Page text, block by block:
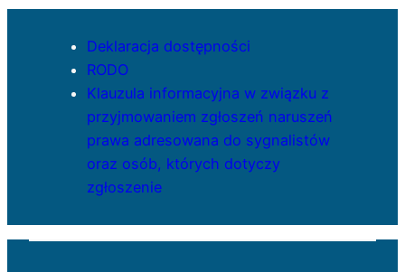
Deklaracja dostępności
RODO
Klauzula informacyjna w związku z
przyjmowaniem zgłoszeń naruszeń
prawa adresowana do sygnalistów
oraz osób, których dotyczy
zgłoszenie